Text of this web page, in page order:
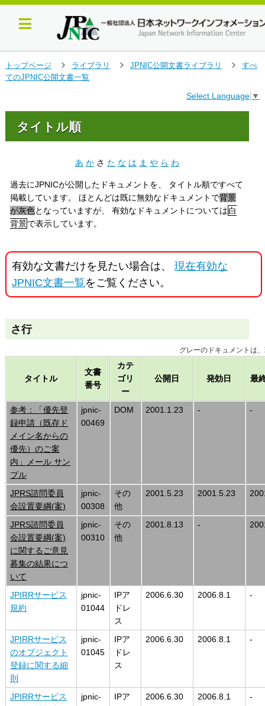
イ
ン
トップページ
＞
ライブラリ
JPNIC公開文書ライブラリ
すべ
てのJPNIC公開文書一覧
Select Language ▼
タイトル順
あ か さ た な は ま や ら わ
過去にJPNICが公開したドキュメントを、 タイトル順ですべて
掲載しています。 ほとんどは既に無効なドキュメントで背景
が灰色となっていますが、 有効なドキュメントについては白
背景で表示しています。
有効な文書だけを見たい場合は、 現在有効な
JPNIC文書一覧をご覧ください。
さ行
グレーのドキュメントは
タイトル
文書
番号
カテ
ゴリ
ー
公開日 発効日 最
参考：「優先登
録申請（既存ド
メイン名からの
優先）のご案
内」メール サン
プル
jpnic-
00469
DOM 2001.1.23 - -
JPRS諮問委員
会設置要綱(案)
jpnic-
00308
その
他
2001.5.23 2001.5.23
JPRS諮問委員
会設置要綱(案)
に関するご意見
募集の結果につ
いて
jpnic-
00310
その
他
2001.8.13 -
JPIRRサービス
規約
jpnic-
01044
IPア
ドレ
ス
2006.6.30 2006.8.1 -
JPIRRサービス
のオブジェクト
登録に関する細
則
jpnic-
01045
IPア
ドレ
ス
2006.6.30 2006.8.1 -
JPIRRサービス
jpnic-
IPア
2006.6.30 2006.8.1 -